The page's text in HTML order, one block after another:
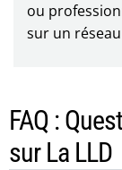
ou
sur un
FAQ :
sur La LLD